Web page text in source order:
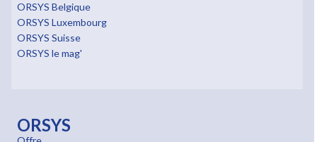
ORSYS Belgique
ORSYS Luxembourg
ORSYS Suisse
ORSYS le mag'
ORSYS